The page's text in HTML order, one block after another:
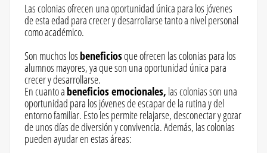
Las colonias ofrecen una oportunidad única para los jóvenes
de esta edad para crecer y desarrollarse tanto a nivel personal
como académico.
Son muchos los beneficiosque ofrecen las colonias para los
alumnos mayores, ya que son una oportunidad única para
crecer y desarrollarse.
En cuanto a beneficios emocionales, las colonias son una
oportunidad para los jóvenes de escapar de la rutina y del
entorno familiar. Esto les permite relajarse, desconectar y gozar
de unos días de diversión y convivencia. Además, las colonias
pueden ayudar en estas áreas: